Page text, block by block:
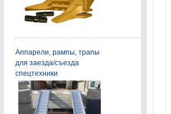
Аппарели, рампы, трапы
для заезда/съезда
спецтехники